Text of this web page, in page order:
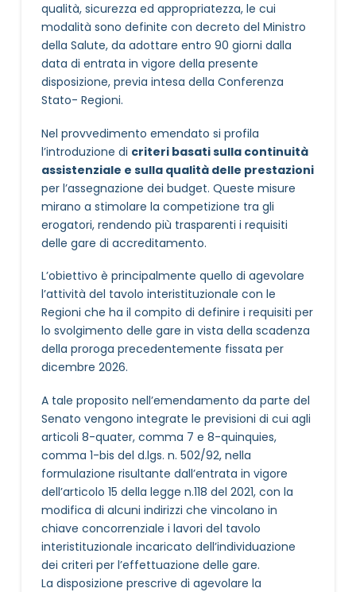
qualità, sicurezza ed appropriatezza, le cui
modalità sono definite con decreto del Ministro
della Salute, da adottare entro 90 giorni dalla
data di entrata in vigore della presente
disposizione, previa intesa della Conferenza
Stato- Regioni.
Nel provvedimento emendato si profila
l’introduzione di criteri basati sulla continuità
assistenziale e sulla qualità delle prestazioni
per l’assegnazione dei budget. Queste misure
mirano a stimolare la competizione tra gli
erogatori, rendendo più trasparenti i requisiti
delle gare di accreditamento.
L’obiettivo è principalmente quello di agevolare
l’attività del tavolo interistituzionale con le
Regioni che ha il compito di definire i requisiti per
lo svolgimento delle gare in vista della scadenza
della proroga precedentemente fissata per
dicembre 2026.
A tale proposito nell’emendamento da parte del
Senato vengono integrate le previsioni di cui agli
articoli 8-quater, comma 7 e 8-quinquies,
comma 1-bis del d.lgs. n. 502/92, nella
formulazione risultante dall’entrata in vigore
dell’articolo 15 della legge n.118 del 2021, con la
modifica di alcuni indirizzi che vincolano in
chiave concorrenziale i lavori del tavolo
interistituzionale incaricato dell’individuazione
dei criteri per l’effettuazione delle gare.
La disposizione prescrive di agevolare la